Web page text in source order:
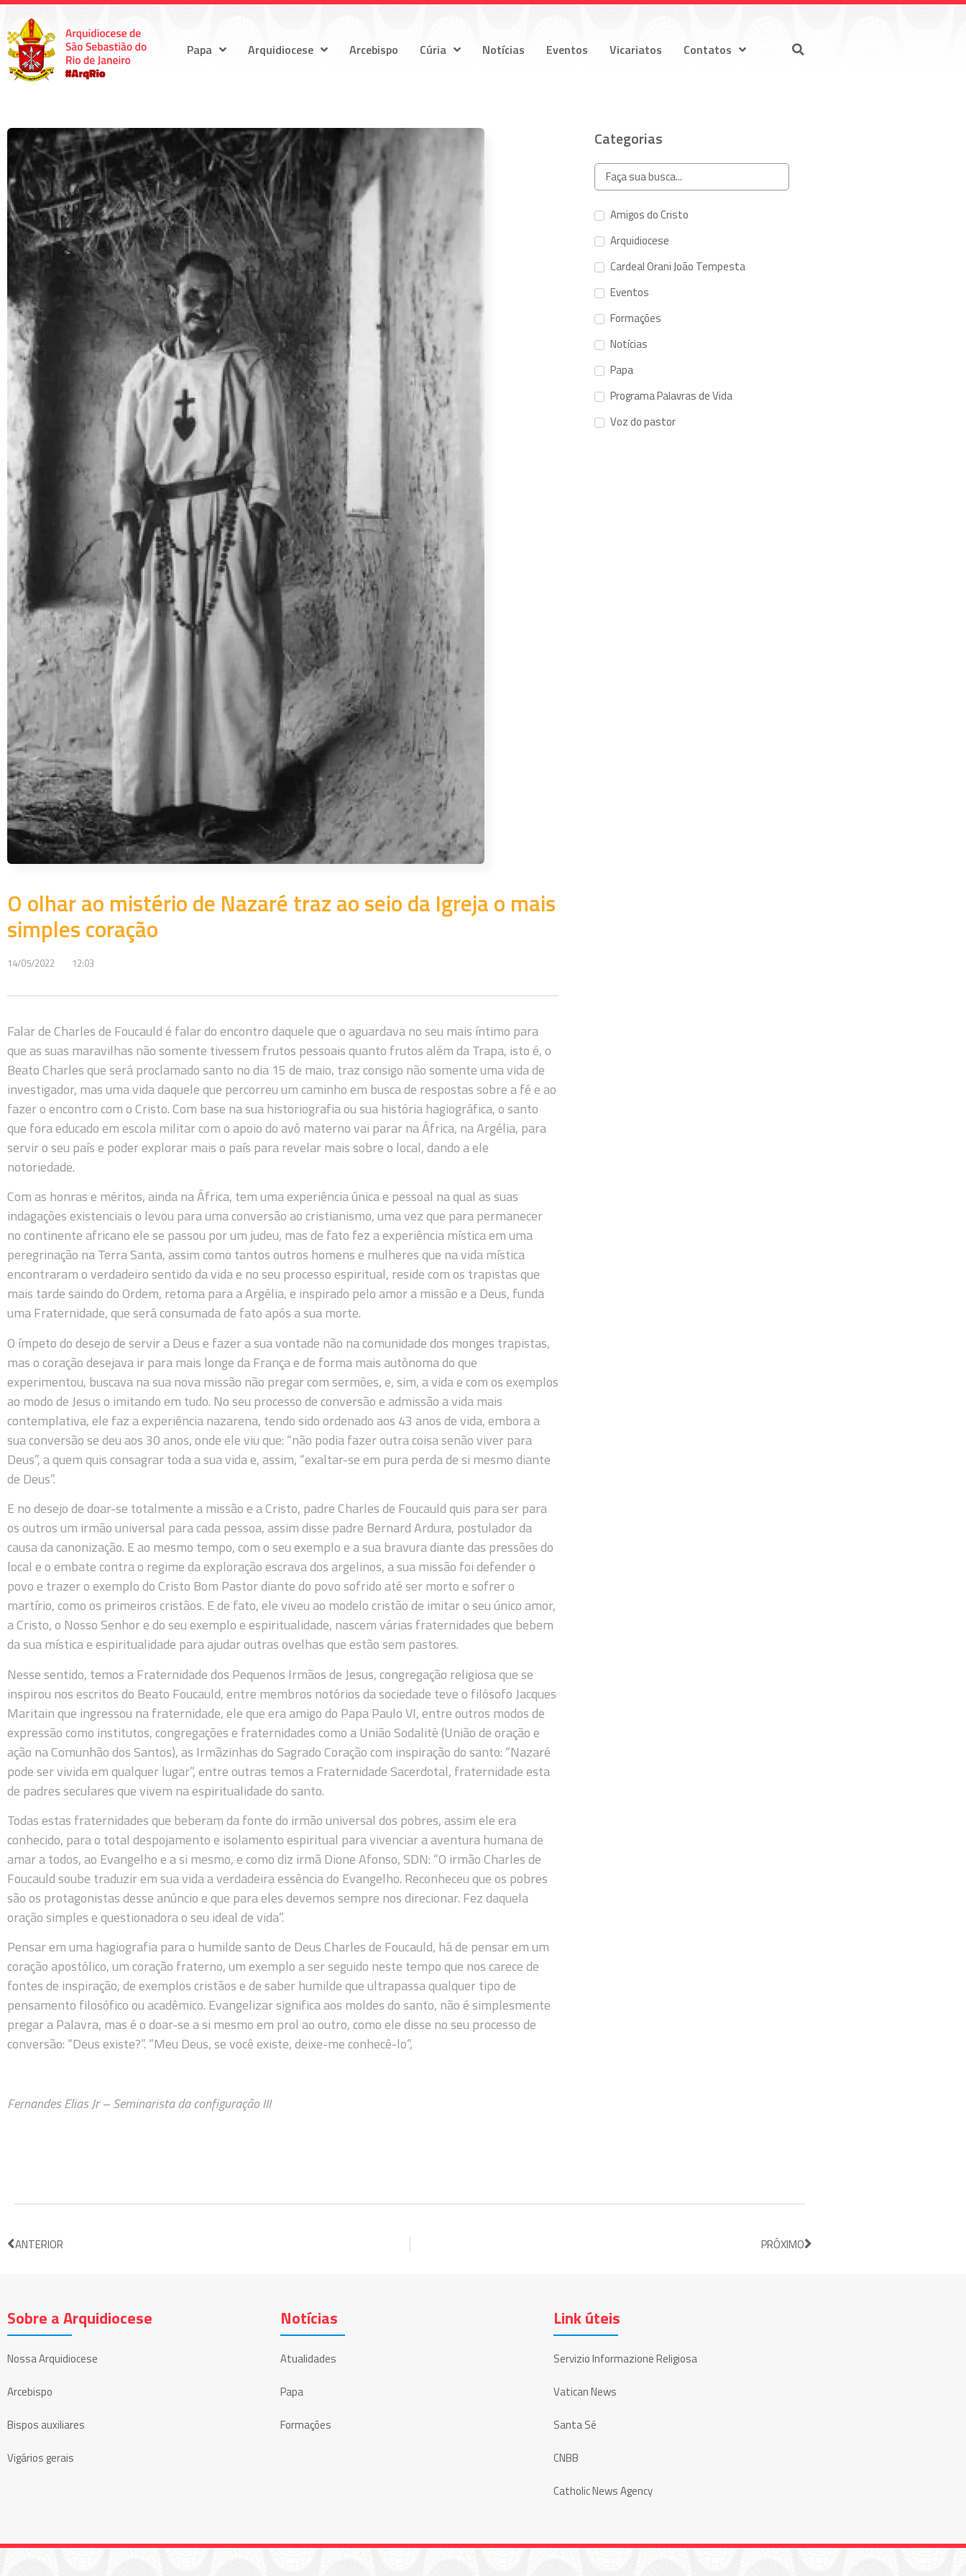
Papa Arquidiocese Arcebispo Cúria Notícias Eventos Vicariatos Contatos
O olhar ao mistério de Nazaré traz ao seio da Igreja o mais
simples coração
14/05/2022 12:03
Falar de Charles de Foucauld é falar do encontro daquele que o aguardava no seu mais íntimo para
que as suas maravilhas não somente tivessem frutos pessoais quanto frutos além da Trapa, isto é, o
Beato Charles que será proclamado santo no dia 15 de maio, traz consigo não somente uma vida de
investigador, mas uma vida daquele que percorreu um caminho em busca de respostas sobre a fé e ao
fazer o encontro com o Cristo. Com base na sua historiografia ou sua história hagiográfica, o santo
que fora educado em escola militar com o apoio do avô materno vai parar na África, na Argélia, para
servir o seu país e poder explorar mais o país para revelar mais sobre o local, dando a ele
notoriedade.
Com as honras e méritos, ainda na África, tem uma experiência única e pessoal na qual as suas
indagações existenciais o levou para uma conversão ao cristianismo, uma vez que para permanecer
no continente africano ele se passou por um judeu, mas de fato fez a experiência mística em uma
peregrinação na Terra Santa, assim como tantos outros homens e mulheres que na vida mística
encontraram o verdadeiro sentido da vida e no seu processo espiritual, reside com os trapistas que
mais tarde saindo do Ordem, retoma para a Argélia, e inspirado pelo amor a missão e a Deus, funda
uma Fraternidade, que será consumada de fato após a sua morte.
O ímpeto do desejo de servir a Deus e fazer a sua vontade não na comunidade dos monges trapistas,
mas o coração desejava ir para mais longe da França e de forma mais autônoma do que
experimentou, buscava na sua nova missão não pregar com sermões, e, sim, a vida e com os exemplos
ao modo de Jesus o imitando em tudo. No seu processo de conversão e admissão a vida mais
contemplativa, ele faz a experiência nazarena, tendo sido ordenado aos 43 anos de vida, embora a
sua conversão se deu aos 30 anos, onde ele viu que: “não podia fazer outra coisa senão viver para
Deus”, a quem quis consagrar toda a sua vida e, assim, “exaltar-se em pura perda de si mesmo diante
de Deus”.
E no desejo de doar-se totalmente a missão e a Cristo, padre Charles de Foucauld quis para ser para
os outros um irmão universal para cada pessoa, assim disse padre Bernard Ardura, postulador da
causa da canonização. E ao mesmo tempo, com o seu exemplo e a sua bravura diante das pressões do
local e o embate contra o regime da exploração escrava dos argelinos, a sua missão foi defender o
povo e trazer o exemplo do Cristo Bom Pastor diante do povo sofrido até ser morto e sofrer o
martírio, como os primeiros cristãos. E de fato, ele viveu ao modelo cristão de imitar o seu único amor,
a Cristo, o Nosso Senhor e do seu exemplo e espiritualidade, nascem várias fraternidades que bebem
da sua mística e espiritualidade para ajudar outras ovelhas que estão sem pastores.
Nesse sentido, temos a Fraternidade dos Pequenos Irmãos de Jesus, congregação religiosa que se
inspirou nos escritos do Beato Foucauld, entre membros notórios da sociedade teve o filósofo Jacques
Maritain que ingressou na fraternidade, ele que era amigo do Papa Paulo VI, entre outros modos de
expressão como institutos, congregações e fraternidades como a União Sodalitè (União de oração e
ação na Comunhão dos Santos), as Irmãzinhas do Sagrado Coração com inspiração do santo: “Nazaré
pode ser vivida em qualquer lugar”, entre outras temos a Fraternidade Sacerdotal, fraternidade esta
de padres seculares que vivem na espiritualidade do santo.
Todas estas fraternidades que beberam da fonte do irmão universal dos pobres, assim ele era
conhecido, para o total despojamento e isolamento espiritual para vivenciar a aventura humana de
amar a todos, ao Evangelho e a si mesmo, e como diz irmã Dione Afonso, SDN: “O irmão Charles de
Foucauld soube traduzir em sua vida a verdadeira essência do Evangelho. Reconheceu que os pobres
são os protagonistas desse anúncio e que para eles devemos sempre nos direcionar. Fez daquela
oração simples e questionadora o seu ideal de vida”.
Pensar em uma hagiografia para o humilde santo de Deus Charles de Foucauld, há de pensar em um
coração apostólico, um coração fraterno, um exemplo a ser seguido neste tempo que nos carece de
fontes de inspiração, de exemplos cristãos e de saber humilde que ultrapassa qualquer tipo de
pensamento filosófico ou acadêmico. Evangelizar significa aos moldes do santo, não é simplesmente
pregar a Palavra, mas é o doar-se a si mesmo em prol ao outro, como ele disse no seu processo de
conversão: “Deus existe?”. “Meu Deus, se você existe, deixe-me conhecê-lo”,
Fernandes Elias Jr – Seminarista da configuração III
Categorias
Amigos do Cristo
Arquidiocese
Cardeal Orani João Tempesta
Eventos
Formações
Notícias
Papa
Programa Palavras de Vida
Voz do pastor
ANTERIOR PRÓXIMO
Sobre a Arquidiocese
Nossa Arquidiocese
Arcebispo
Bispos auxiliares
Vigários gerais
Notícias
Atualidades
Papa
Formações
Link úteis
Servizio Informazione Religiosa
Vatican News
Santa Sé
CNBB
Catholic News Agency